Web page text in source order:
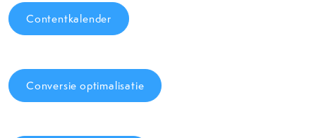
Contentkalender
Conversie optimalisatie